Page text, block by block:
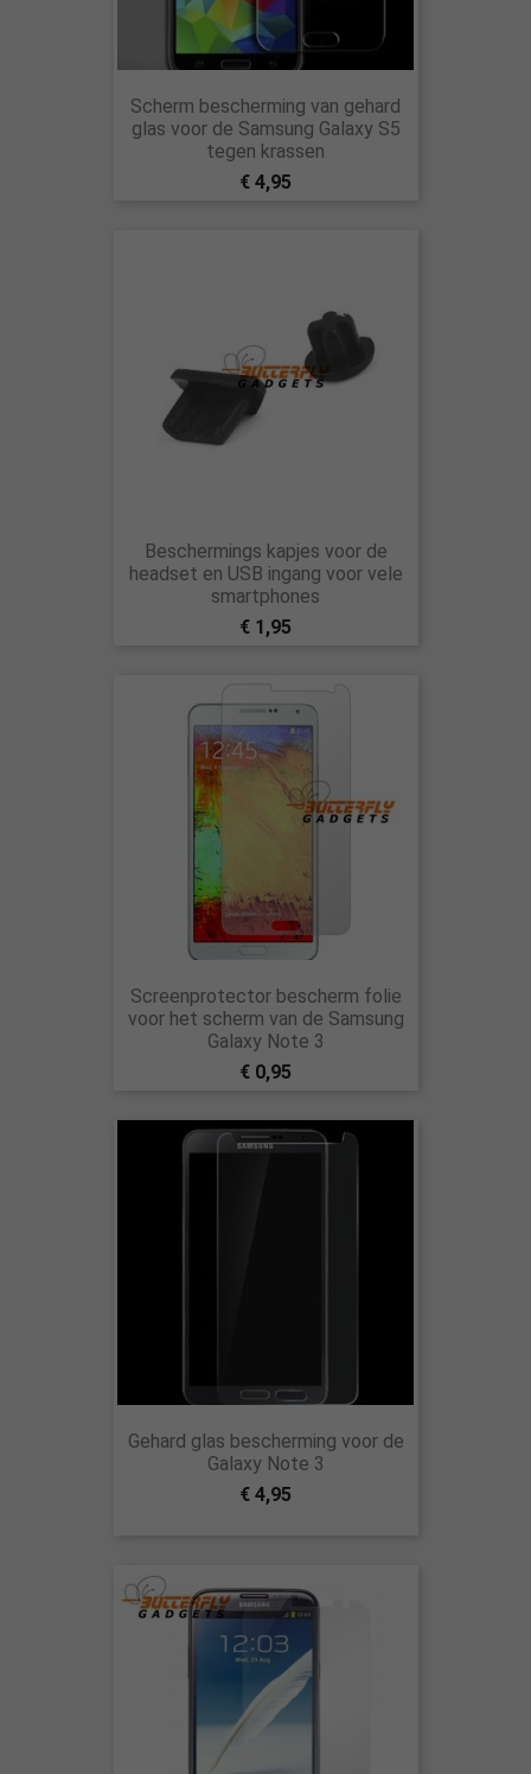
Scherm bescherming van gehard
glas voor de Samsung Galaxy S5
tegen krassen
€ 4,95
Beschermings kapjes voor de
headset en USB ingang voor vele
smartphones
€ 1,95
Screenprotector bescherm folie
voor het scherm van de Samsung
Galaxy Note 3
€ 0,95
Gehard glas bescherming voor de
Galaxy Note 3
€ 4,95